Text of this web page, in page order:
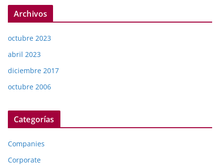
Archivos
octubre 2023
abril 2023
diciembre 2017
octubre 2006
Categorías
Companies
Corporate